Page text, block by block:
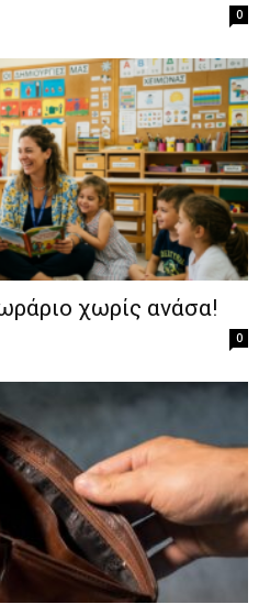
0
χωρίς ανάσα!
0